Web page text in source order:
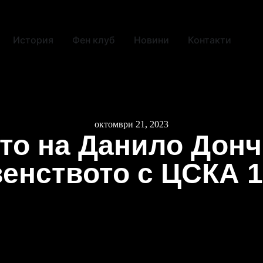
История Фен клуб Новини Контакти
октомври 21, 2023
на Данило
с ЦСКА